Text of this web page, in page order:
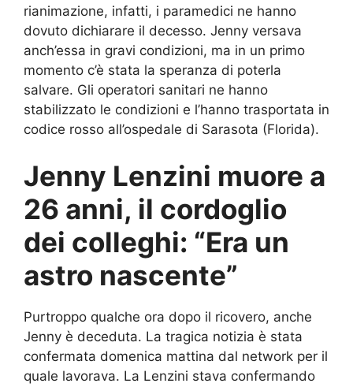
rianimazione, infatti, i paramedici ne hanno
dovuto dichiarare il decesso. Jenny versava
anch’essa in gravi condizioni, ma in un primo
momento c’è stata la speranza di poterla
salvare. Gli operatori sanitari ne hanno
stabilizzato le condizioni e l’hanno trasportata in
codice rosso all’ospedale di Sarasota (Florida).
Jenny Lenzini muore a
26 anni, il cordoglio
dei colleghi: “Era un
astro nascente”
Purtroppo qualche ora dopo il ricovero, anche
Jenny è deceduta. La tragica notizia è stata
confermata domenica mattina dal network per il
quale lavorava. La Lenzini stava confermando